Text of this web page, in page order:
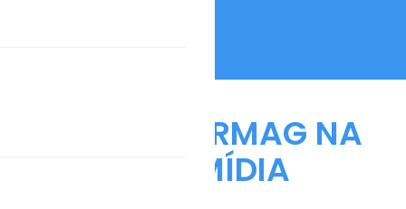
ANFARMAG NA
MÍDIA